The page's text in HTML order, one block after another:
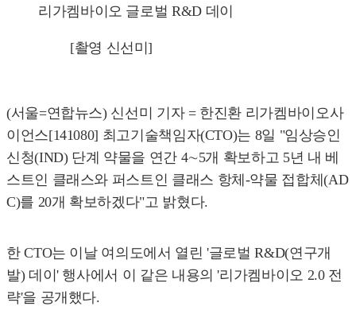
리가켐바이오 글로벌 R&D 데이
[촬영 신선미]
(서울=연합뉴스) 신선미 기자 = 한진환 리가켐바이오사
이언스[141080] 최고기술책임자(CTO)는 8일 "임상승인
신청(IND) 단계 약물을 연간 4∼5개 확보하고 5년 내 베
스트인 클래스와 퍼스트인 클래스 항체-약물 접합체(AD
C)를 20개 확보하겠다"고 밝혔다.
한 CTO는 이날 여의도에서 열린 '글로벌 R&D(연구개
발) 데이' 행사에서 이 같은 내용의 '리가켐바이오 2.0 전
략'을 공개했다.